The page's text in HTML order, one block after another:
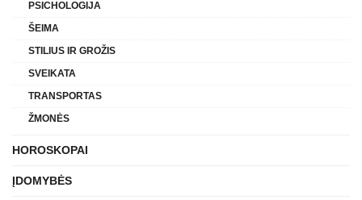
PSICHOLOGIJA
ŠEIMA
STILIUS IR GROŽIS
SVEIKATA
TRANSPORTAS
ŽMONĖS
HOROSKOPAI
ĮDOMYBĖS